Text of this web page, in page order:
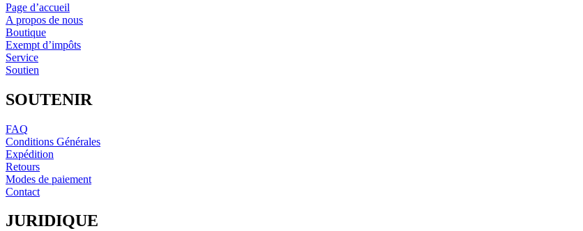
Page d’accueil
A propos de nous
Boutique
Exempt d’impôts
Service
Soutien
SOUTENIR
FAQ
Conditions Générales
Expédition
Retours
Modes de paiement
Contact
JURIDIQUE